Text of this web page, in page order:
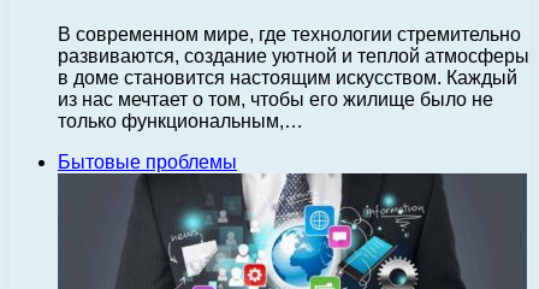
В современном мире, где технологии стремительно
развиваются, создание уютной и теплой атмосферы
в доме становится настоящим искусством. Каждый
из нас мечтает о том, чтобы его жилище было не
только функциональным,…
Бытовые проблемы